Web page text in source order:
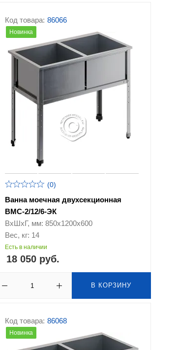
Код товара: 86066
Новинка
(0)
Ванна моечная двухсекционная
ВМС-2/12/6-ЭК
ВхШхГ, мм: 850х1200х600
Вес, кг: 14
Есть в наличии
18 050 руб.
В КОРЗИНУ
Код товара: 86068
Новинка